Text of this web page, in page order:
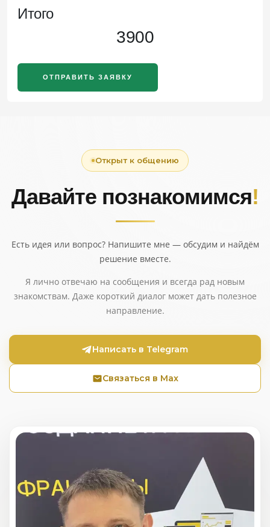
Итого
3900
ОТПРАВИТЬ ЗАЯВКУ
Открыт к общению
Давайте познакомимся!
Есть идея или вопрос? Напишите мне — обсудим и найдём
решение вместе.
Я лично отвечаю на сообщения и всегда рад новым
знакомствам. Даже короткий диалог может дать полезное
направление.
Написать в Telegram
Связаться в Max